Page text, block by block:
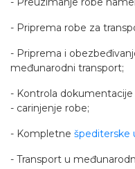
- Priprema robe za
- Priprema i
međunarodni transport;
- Kontrola dokumentacije
- carinjenje robe;
- Kompletne špediterske
- Transport u